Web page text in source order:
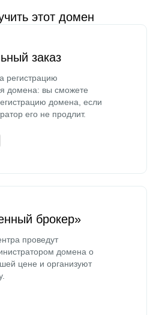
этот домен
заказ
регистрацию
домена: вы сможете
домена, если
его не продлит.
брокер»
проведут
домена о
цене и организуют